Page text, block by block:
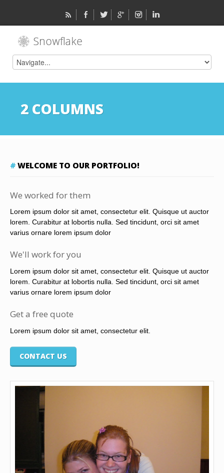
2 COLUMNS
WELCOME TO OUR PORTFOLIO!
We worked for them
Lorem ipsum dolor sit amet, consectetur elit. Quisque ut auctor
lorem. Curabitur at lobortis nulla. Sed tincidunt, orci sit amet
varius ornare lorem ipsum dolor
We'll work for you
Lorem ipsum dolor sit amet, consectetur elit. Quisque ut auctor
lorem. Curabitur at lobortis nulla. Sed tincidunt, orci sit amet
varius ornare lorem ipsum dolor
Get a free quote
Lorem ipsum dolor sit amet, consectetur elit.
CONTACT US